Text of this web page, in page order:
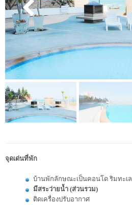
จุดเด่นที่พัก
บ้านพักลักษณะเป็นคอนโด ริมทะเล
มีสระว่ายน้ำ (ส่วนรวม)
ติดเครื่องปรับอากาศ